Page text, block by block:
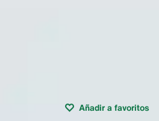
Añadir a favoritos